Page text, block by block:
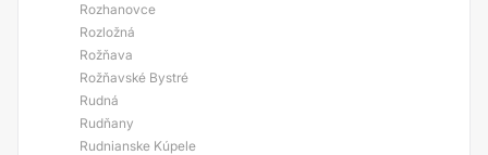
Rozhanovce
Rozložná
Rožňava
Rožňavské Bystré
Rudná
Rudňany
Rudnianske Kúpele